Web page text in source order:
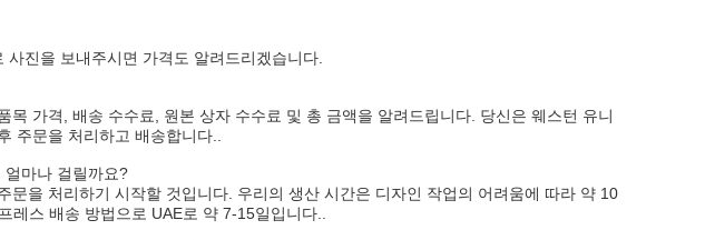
진을 보내주시면 가격도 알려드리겠습니다.
목 가격, 배송 수수료, 원본 상자 수수료 및 총 금액을 알려드립니다. 당신은 웨스턴 유니
주문을 처리하고 배송합니다..
얼마나 걸릴까요?
문을 처리하기 시작할 것입니다. 우리의 생산 시간은 디자인 작업의 어려움에 따라 약 10
스 배송 방법으로 UAE로 약 7-15일입니다..